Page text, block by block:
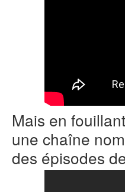
Mais en
une chaîne
des épisodes